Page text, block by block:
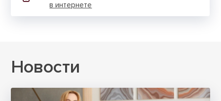
в интернете
Новости